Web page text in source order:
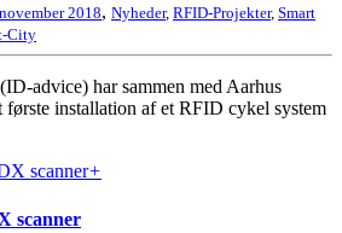
2018, Nyheder, RFID-Projekter, Smart
City
advice) har sammen med Aarhus
første installation af et RFID cykel system
+
scanner